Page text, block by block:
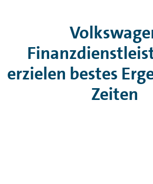
erzielen bestes
Zeiten